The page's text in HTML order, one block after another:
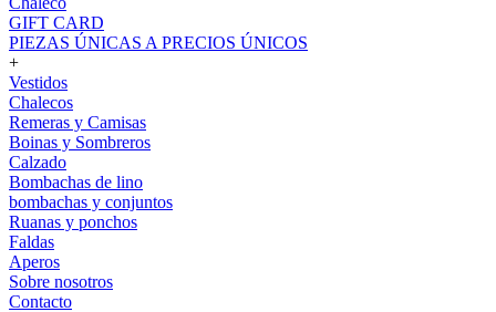
GIFT CARD
PIEZAS ÚNICAS A PRECIOS ÚNICOS
+
Vestidos
Chalecos
Remeras y Camisas
Boinas y Sombreros
Calzado
Bombachas de lino
bombachas y conjuntos
Ruanas y ponchos
Faldas
Aperos
Sobre nosotros
Contacto